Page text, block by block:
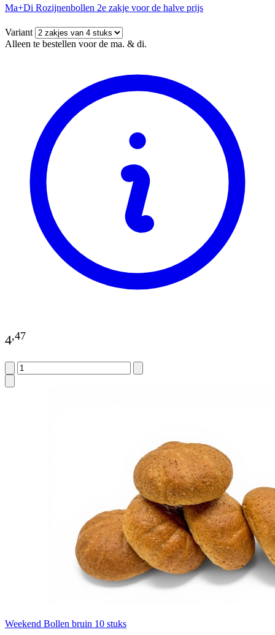
Ma+Di Rozijnenbollen 2e zakje voor de halve prijs
Variant
Alleen te bestellen voor de ma. & di.
4,47
Weekend Bollen bruin 10 stuks